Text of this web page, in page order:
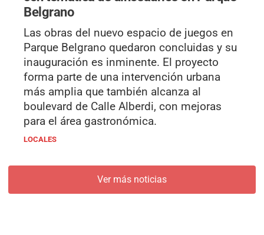
Belgrano
Las obras del nuevo espacio de juegos en
Parque Belgrano quedaron concluidas y su
inauguración es inminente. El proyecto
forma parte de una intervención urbana
más amplia que también alcanza al
boulevard de Calle Alberdi, con mejoras
para el área gastronómica.
LOCALES
Ver más noticias